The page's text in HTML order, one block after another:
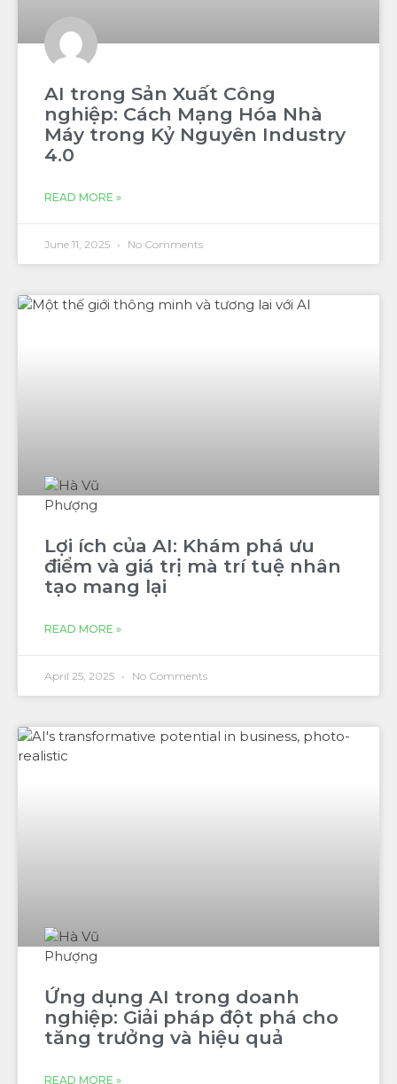
AI trong Sản Xuất Công
nghiệp: Cách Mạng Hóa Nhà
Máy trong Kỷ Nguyên Industry
4.0
READ MORE »
June 11, 2025 No Comments
Lợi ích của AI: Khám phá ưu
điểm và giá trị mà trí tuệ nhân
tạo mang lại
READ MORE »
April 25, 2025 No Comments
Ứng dụng AI trong doanh
nghiệp: Giải pháp đột phá cho
tăng trưởng và hiệu quả
READ MORE »